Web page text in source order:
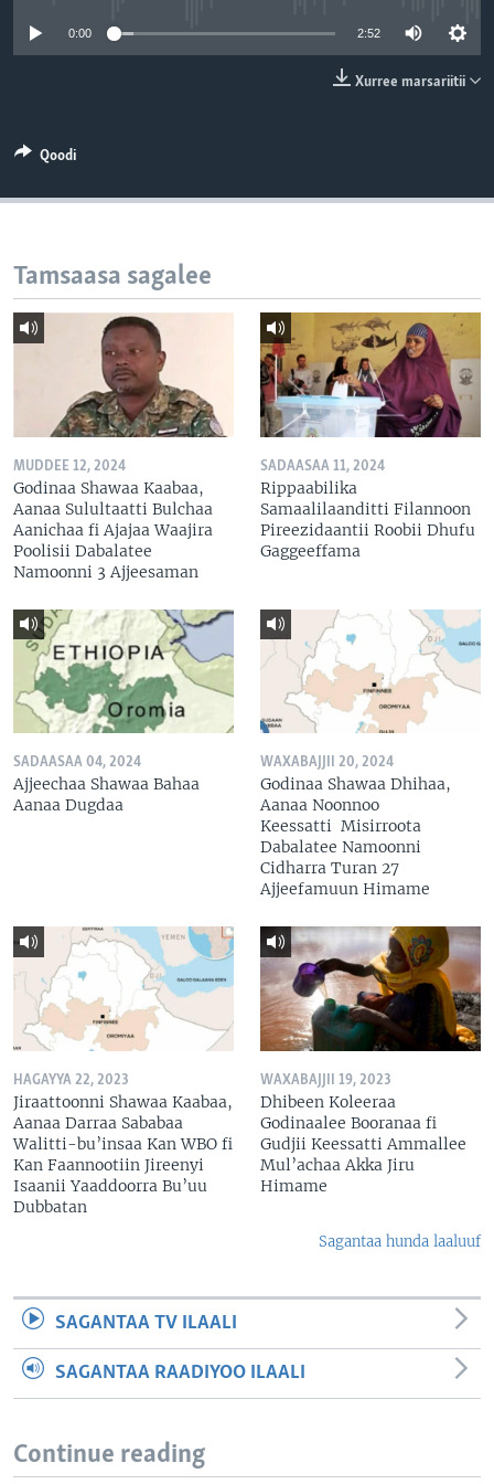
0:00 2:52
Xurree marsariitii
Qoodi
Tamsaasa sagalee
MUDDEE 12, 2024
Godinaa Shawaa Kaabaa,
Aanaa Sulultaatti Bulchaa
Aanichaa fi Ajajaa Waajira
Poolisii Dabalatee
Namoonni 3 Ajjeesaman
SADAASAA 11, 2024
Rippaabilika
Samaalilaanditti Filannoon
Pireezidaantii Roobii Dhufu
Gaggeeffama
SADAASAA 04, 2024
Ajjeechaa Shawaa Bahaa
Aanaa Dugdaa
WAXABAJJII 20, 2024
Godinaa Shawaa Dhihaa,
Aanaa Noonnoo
Keessatti Misirroota
Dabalatee Namoonni
Cidharra Turan 27
Ajjeefamuun Himame
HAGAYYA 22, 2023
Jiraattoonni Shawaa Kaabaa,
Aanaa Darraa Sababaa
Walitti-bu’insaa Kan WBO fi
Kan Faannootiin Jireenyi
Isaanii Yaaddoorra Bu’uu
Dubbatan
WAXABAJJII 19, 2023
Dhibeen Koleeraa
Godinaalee Booranaa fi
Gudjii Keessatti Ammallee
Mul’achaa Akka Jiru
Himame
Sagantaa hunda laaluuf
SAGANTAA TV ILAALI
SAGANTAA RAADIYOO ILAALI
Continue reading